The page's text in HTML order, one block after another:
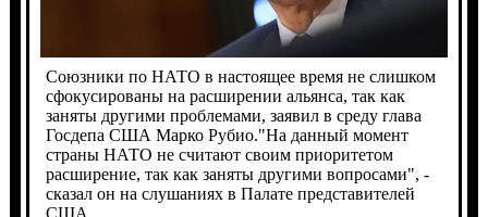
Союзники по НАТО в настоящее время не слишком
сфокусированы на расширении альянса, так как
заняты другими проблемами, заявил в среду глава
Госдепа США Марко Рубио."На данный момент
страны НАТО не считают своим приоритетом
расширение, так как заняты другими вопросами", -
сказал он на слушаниях в Палате представителей
США.